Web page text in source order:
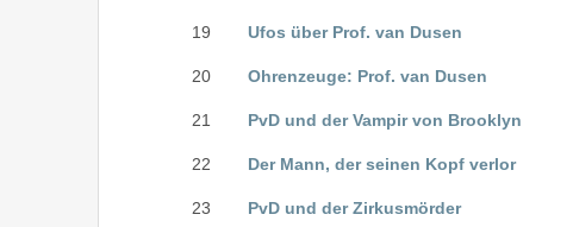
19 Ufos über Prof. van Dusen
20 Ohrenzeuge: Prof. van Dusen
21 PvD und der Vampir von Brooklyn
22 Der Mann, der seinen Kopf verlor
23 PvD und der Zirkusmörder